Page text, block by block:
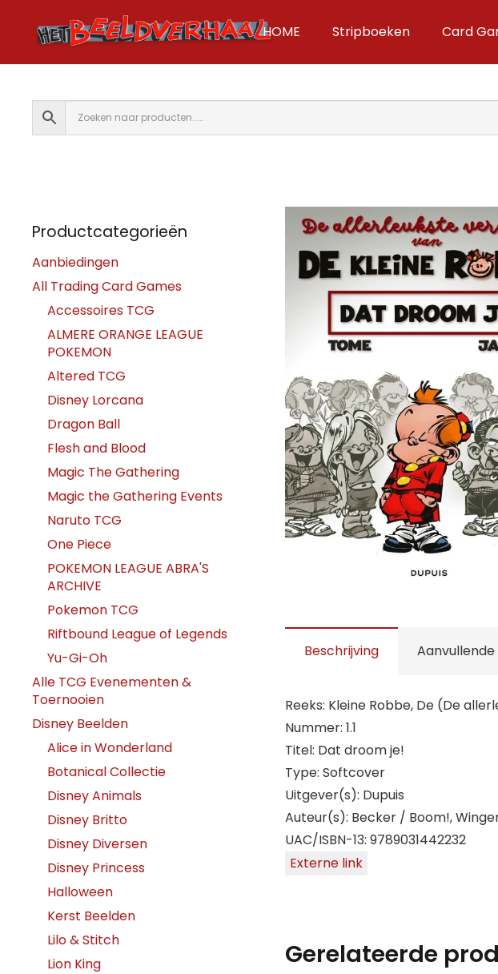
HOME Stripboeken Card
Beschrijving
Reeks: Kleine Robbe, De (De
Nummer: 1.1
Titel: Dat droom je!
Type: Softcover
Uitgever(s): Dupuis
Auteur(s): Becker / Boom!,
UAC/ISBN-13: 9789031442232
Externe link
Gerelateerde
Productcategorieën
Aanbiedingen
All Trading Card Games
Accessoires TCG
ALMERE ORANGE LEAGUE
POKEMON
Altered TCG
Disney Lorcana
Dragon Ball
Flesh and Blood
Magic The Gathering
Magic the Gathering Events
Naruto TCG
One Piece
POKEMON LEAGUE ABRA'S
ARCHIVE
Pokemon TCG
Riftbound League of Legends
Yu-Gi-Oh
Alle TCG Evenementen &
Toernooien
Disney Beelden
Alice in Wonderland
Botanical Collectie
Disney Animals
Disney Britto
Disney Diversen
Disney Princess
Halloween
Kerst Beelden
Lilo & Stitch
Lion King